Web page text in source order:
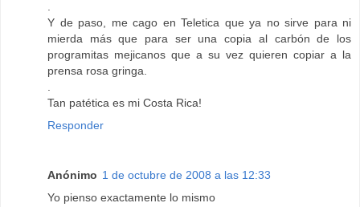
Y de paso, me cago en Teletica que ya no sirve para ni
mierda más que para ser una copia al carbón de los
programitas mejicanos que a su vez quieren copiar a la
prensa rosa gringa.
Tan patética es mi Costa Rica!
Responder
Anónimo 1 de octubre de 2008 a las 12:33
Yo pienso exactamente lo mismo